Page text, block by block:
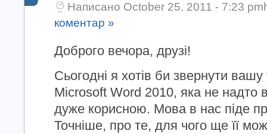
Написано October 25, 2011 - 7:23
коментар »
Доброго вечора, друзі!
Сьогодні я хотів би звернути
Microsoft Word 2010, яка не надто
дуже корисною. Мова в нас піде
Точніше, про те, для чого ще її